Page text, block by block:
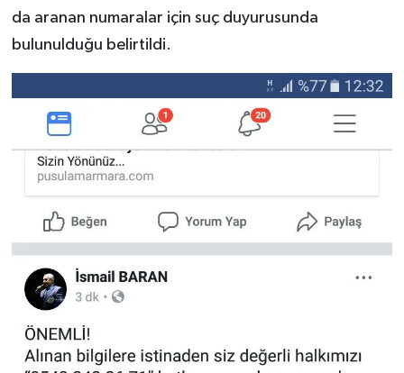
da aranan numaralar için suç duyurusunda
bulunulduğu belirtildi.